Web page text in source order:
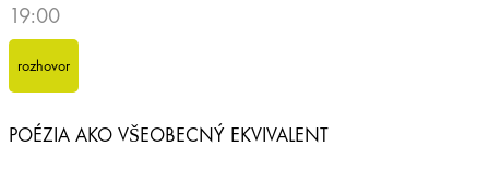
19:00
rozhovor
POÉZIA AKO VŠEOBECNÝ EKVIVALENT